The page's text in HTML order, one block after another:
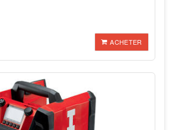
ACHETER